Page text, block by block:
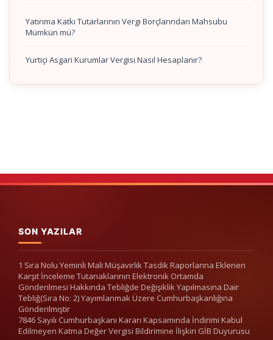
Yatırıma Katkı Tutarlarının Vergi Borçlarından Mahsubu
Mümkün mü?
Yurtiçi Asgari Kurumlar Vergisi Nasıl Hesaplanır?
SON YAZILAR
1 Sıra Nolu Yeminli Mali Müşavirlik Tasdik Raporlarına Eklenen
Karşıt İnceleme Tutanaklarının Elektronik Ortamda
Gönderilmesi Hakkında Tebliğde Değişiklik Yapılmasına Dair
Tebliğ(Sıra No: 2) Yayımlanmak Üzere Cumhurbaşkanlığına
Gönderilmiştir
7846 Sayılı Cumhurbaşkanı Kararı Kapsamında İndirimi Kabul
Edilmeyen Katma Değer Vergisi Bildirimine İlişkin GİB Duyurusu